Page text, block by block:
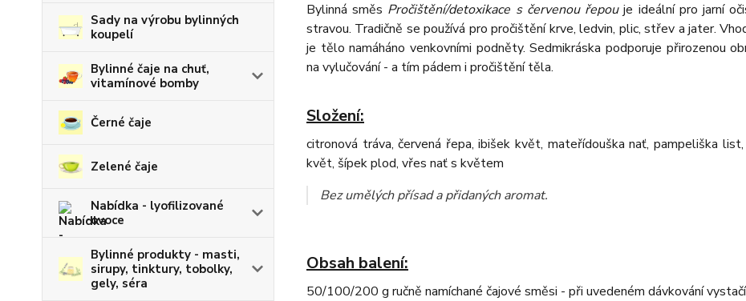
Sady na výrobu bylinných
koupelí
Bylinné čaje na chuť,
vitamínové bomby
Černé čaje
Zelené čaje
Nabídka - lyofilizované
ovoce
Bylinné produkty - masti,
sirupy, tinktury, tobolky,
gely, séra
Bylinná směs Pročištění/detoxikace s červenou řepouje ideální pro jarní
stravou. Tradičně se používá pro pročištění krve, ledvin, plic, střev a jater.
je tělo namáháno venkovními podněty. Sedmikráska podporuje přirozenou
na vylučování - a tím pádem i pročištění těla.
Složení:
citronová tráva, červená řepa, ibišek květ, mateřídouška nať, pampeliška
květ, šípek plod, vřes nať s květem
Bez umělých přísad a přidaných aromat.
Obsah balení:
50/100/200 g ručně namíchané čajové směsi - při uvedeném dávkování